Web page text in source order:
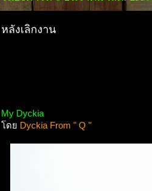
หลังเลิกงาน
My Dyckia
โดย Dyckia From " Q "